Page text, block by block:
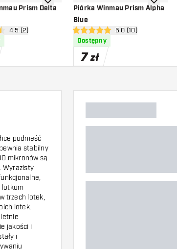
Prism Delta
panel recenzji
oceny
4.5 (2)
dodaj do listy życzeńPiórka Winmau Prism Alpha
Blue
otwórz panel
5 gwiazdki oceny5.0 (10)
Dostępny
7 zł
dodaj do
podnieść
stabilny
mikronów są
Wyrazisty
lotkom
trzech lotek,
lotek.
jakości i
i